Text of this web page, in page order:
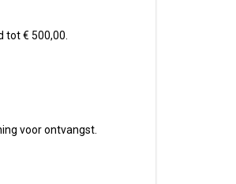
tot € 500,00.
voor ontvangst.